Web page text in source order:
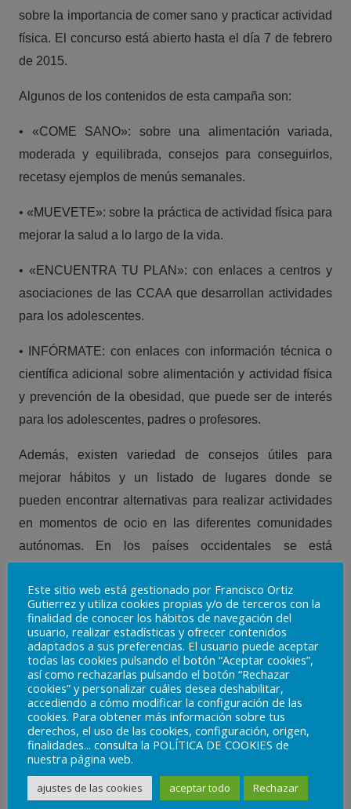
sobre la importancia de comer sano y practicar actividad
física. El concurso está abierto hasta el día 7 de febrero
de 2015.
Algunos de los contenidos de esta campaña son:
• «COME SANO»: sobre una alimentación variada,
moderada y equilibrada, consejos para conseguirlos,
recetasy ejemplos de menús semanales.
• «MUEVETE»: sobre la práctica de actividad física para
mejorar la salud a lo largo de la vida.
• «ENCUENTRA TU PLAN»: con enlaces a centros y
asociaciones de las CCAA que desarrollan actividades
para los adolescentes.
• INFÓRMATE: con enlaces con información técnica o
científica adicional sobre alimentación y actividad física
y prevención de la obesidad, que puede ser de interés
para los adolescentes, padres o profesores.
Además, existen variedad de consejos útiles para
mejorar hábitos y un listado de lugares donde se
pueden encontrar alternativas para realizar actividades
en momentos de ocio en las diferentes comunidades
autónomas. En los países occidentales se está
con prevalencias entorno al 4%.
Este sitio web está gestionado por Francisco Ortiz
Gutierrez y utiliza cookies propias y/o de terceros con la
finalidad de conocer los hábitos de navegación del
usuario, realizar estadísticas y ofrecer contenidos
adaptados a sus preferencias. El usuario puede aceptar
todas las cookies pulsando el botón “Aceptar cookies”,
así como rechazarlas pulsando el botón “Rechazar
cookies” y personalizar cuáles desea deshabilitar,
accediendo a cómo modificar la configuración de las
cookies. Para obtener más información sobre tus
derechos, el uso de las cookies, configuración, origen,
finalidades... consulta la POLÍTICA DE COOKIES de
nuestra página web.
ajustes de las cookies aceptar todo Rechazar